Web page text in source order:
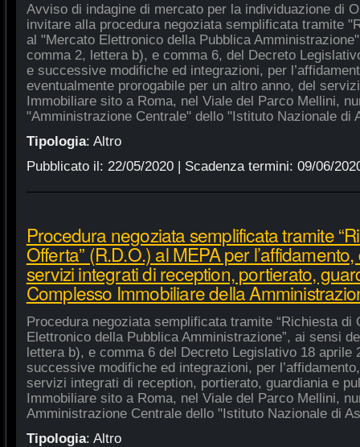
Avviso di indagine di mercato per la individuazione di
invitare alla procedura negoziata semplificata tramite
al "Mercato Elettronico della Pubblica
comma 2, lettera b), e comma 6, del Decreto
e successive modifiche ed integrazioni, per
eventualmente prorogabile per un altro anno, del
Immobiliare sito a Roma, nel Viale del Parco Mellini,
"Amministrazione Centrale" dello "Istituto Nazionale di
Tipologia: Altro
Pubblicato il: 22/05/2020| Scadenza termini: 09/06/
Procedura negoziata semplificata tramite
Offerta” (R.D.O.) al MEPA per
servizi integrati di reception, portierato,
Complesso Immobiliare della
Procedura negoziata semplificata tramite “Richiesta di
Elettronico della Pubblica Amministrazione”, ai sensi
lettera b), e comma 6 del Decreto Legislativo 18 aprile
successive modifiche ed integrazioni, per
servizi integrati di reception, portierato, guardiania e
Immobiliare sito a Roma, nel Viale del Parco Mellini,
Amministrazione Centrale dello "Istituto Nazionale di
Tipologia: Altro